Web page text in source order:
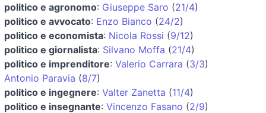
politico e agronomo: Giuseppe Saro (21/4)
politico e avvocato: Enzo Bianco (24/2)
politico e economista: Nicola Rossi (9/12)
politico e giornalista: Silvano Moffa (21/4)
politico e imprenditore: Valerio Carrara (3/3)
Antonio Paravia (8/7)
politico e ingegnere: Valter Zanetta (11/4)
politico e insegnante: Vincenzo Fasano (2/9)